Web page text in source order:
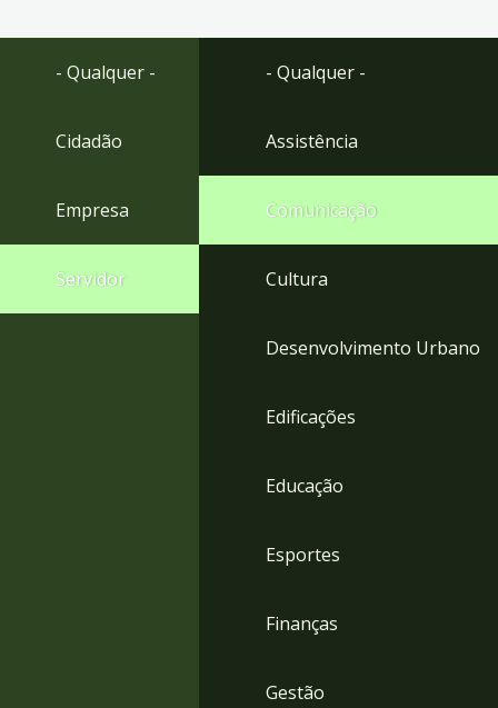
Ir
- Qualquer -
Cidadão
Empresa
Servidor
- Qualquer -
Assistência
Comunicação
Cultura
Desenvolvimento Urbano
Edificações
Educação
Esportes
Finanças
Gestão